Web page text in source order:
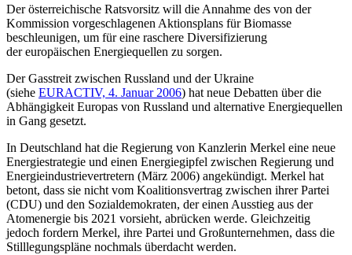
Der österreichische Ratsvorsitz will die Annahme des von der
Kommission vorgeschlagenen Aktionsplans für Biomasse
beschleunigen, um für eine raschere Diversifizierung
der europäischen Energiequellen zu sorgen.
Der Gasstreit zwischen Russland und der Ukraine
(siehe EURACTIV, 4. Januar 2006) hat neue Debatten über die
Abhängigkeit Europas von Russland und alternative Energiequellen
in Gang gesetzt.
In Deutschland hat die Regierung von Kanzlerin Merkel eine neue
Energiestrategie und einen Energiegipfel zwischen Regierung und
Energieindustrievertretern (März 2006) angekündigt. Merkel hat
betont, dass sie nicht vom Koalitionsvertrag zwischen ihrer Partei
(CDU) und den Sozialdemokraten, der einen Ausstieg aus der
Atomenergie bis 2021 vorsieht, abrücken werde. Gleichzeitig
jedoch fordern Merkel, ihre Partei und Großunternehmen, dass die
Stilllegungspläne nochmals überdacht werden.